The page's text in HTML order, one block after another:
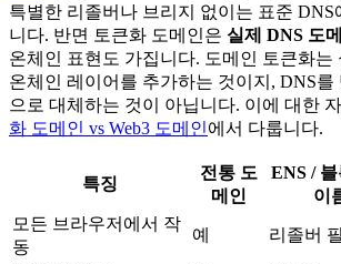
특별한 리졸버나 브리지 없이는 표준 DNS
니다. 반면 토큰화 도메인은 실제 DNS 도
온체인 표현도 가집니다. 도메인 토큰화는
온체인 레이어를 추가하는 것이지, DNS를
으로 대체하는 것이 아닙니다. 이에 대한
화 도메인 vs Web3 도메인에서 다룹니다.
특징
전통 도
메인
ENS /
이
모든 브라우저에서 작
동
예 리졸버